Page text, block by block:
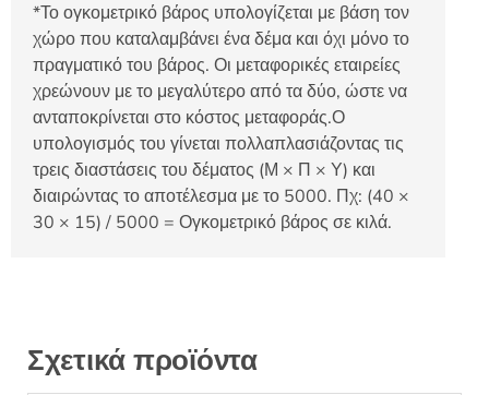
*Το ογκομετρικό βάρος υπολογίζεται με βάση τον
χώρο που καταλαμβάνει ένα δέμα και όχι μόνο το
πραγματικό του βάρος. Οι μεταφορικές εταιρείες
χρεώνουν με το μεγαλύτερο από τα δύο, ώστε να
ανταποκρίνεται στο κόστος μεταφοράς.Ο
υπολογισμός του γίνεται πολλαπλασιάζοντας τις
τρεις διαστάσεις του δέματος (Μ × Π × Υ) και
διαιρώντας το αποτέλεσμα με το 5000. Πχ: (40 ×
30 × 15) / 5000 = Ογκομετρικό βάρος σε κιλά.
Σχετικά προϊόντα